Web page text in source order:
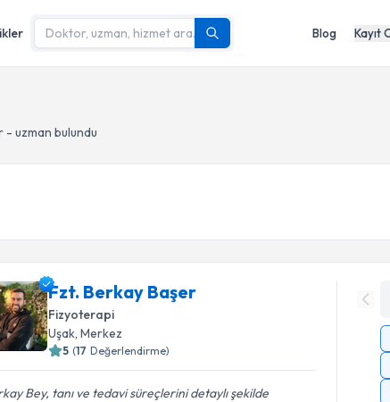
Blog Kayıt
uzman bulundu
Fzt. Berkay Başer
Fizyoterapi
Uşak, Merkez
5 (17 Değerlendirme)
Bey, tanı ve tedavi süreçlerini detaylı şekilde